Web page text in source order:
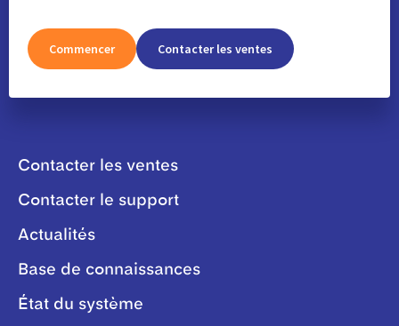
Commencer Contacter les ventes
Contacter les ventes
Contacter le support
Actualités
Base de connaissances
État du système